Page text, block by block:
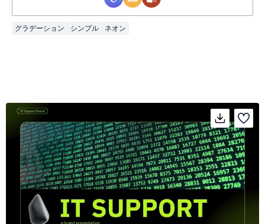
グラデーション シンプル ネオン